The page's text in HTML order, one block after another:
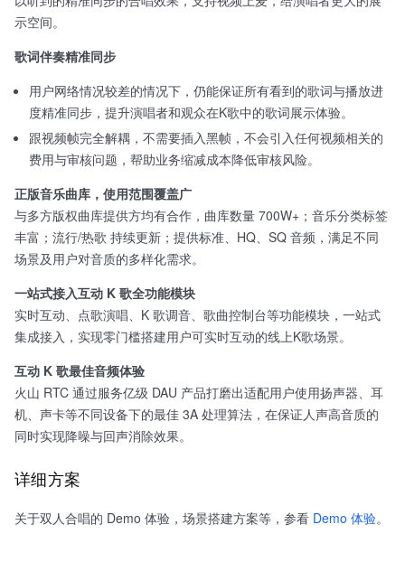
示空间。
歌词伴奏精准同步
用户网络情况较差的情况下，仍能保证所有看到的歌词与播放进
度精准同步，提升演唱者和观众在K歌中的歌词展示体验。
跟视频帧完全解耦，不需要插入黑帧，不会引入任何视频相关的
费用与审核问题，帮助业务缩减成本降低审核风险。
正版音乐曲库，使用范围覆盖广
与多方版权曲库提供方均有合作，曲库数量 700W+；音乐分类标签
丰富；流行/热歌 持续更新；提供标准、HQ、SQ 音频，满足不同
场景及用户对音质的多样化需求。
一站式接入互动 K 歌全功能模块
实时互动、点歌演唱、K 歌调音、歌曲控制台等功能模块，一站式
集成接入，实现零门槛搭建用户可实时互动的线上K歌场景。
互动 K 歌最佳音频体验
火山 RTC 通过服务亿级 DAU 产品打磨出适配用户使用扬声器、耳
机、声卡等不同设备下的最佳 3A 处理算法，在保证人声高音质的
同时实现降噪与回声消除效果。
详细方案
关于双人合唱的 Demo 体验，场景搭建方案等，参看 Demo 体验。